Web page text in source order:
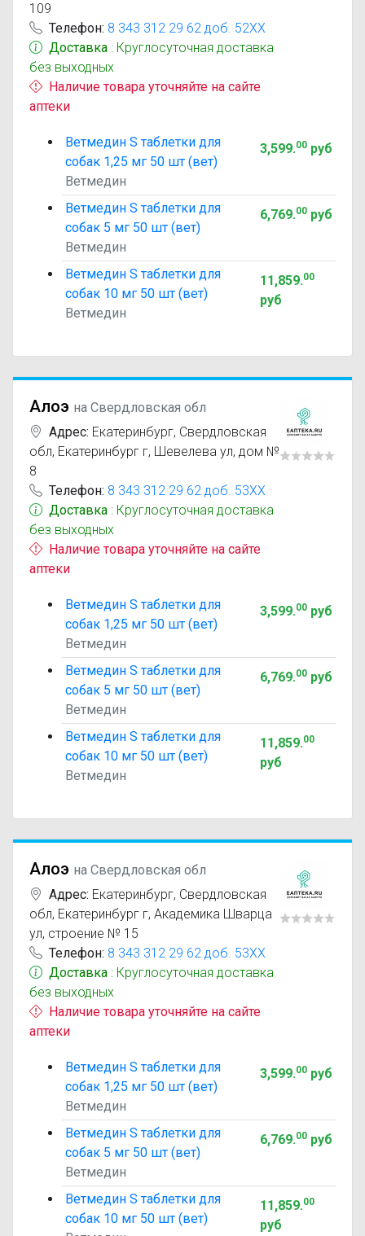
109
Телефон: 8 343 312 29 62 доб. 52XX
Доставка : Круглосуточная доставка
без выходных
Наличие товара уточняйте на сайте
аптеки
Ветмедин S таблетки для
собак 1,25 мг 50 шт (вет)
Ветмедин
3,599.00руб
Ветмедин S таблетки для
собак 5 мг 50 шт (вет)
Ветмедин
6,769.00руб
Ветмедин S таблетки для
собак 10 мг 50 шт (вет)
Ветмедин
11,859.00
руб
Алоэ на Свердловская обл
Адрес: Екатеринбург, Свердловская
обл, Екатеринбург г, Шевелева ул, дом №
8
Телефон: 8 343 312 29 62 доб. 53XX
Доставка : Круглосуточная доставка
без выходных
Наличие товара уточняйте на сайте
аптеки
Ветмедин S таблетки для
собак 1,25 мг 50 шт (вет)
Ветмедин
3,599.00руб
Ветмедин S таблетки для
собак 5 мг 50 шт (вет)
Ветмедин
6,769.00руб
Ветмедин S таблетки для
собак 10 мг 50 шт (вет)
Ветмедин
11,859.00
руб
Алоэ на Свердловская обл
Адрес: Екатеринбург, Свердловская
обл, Екатеринбург г, Академика Шварца
ул, строение № 15
Телефон: 8 343 312 29 62 доб. 53XX
Доставка : Круглосуточная доставка
без выходных
Наличие товара уточняйте на сайте
аптеки
Ветмедин S таблетки для
собак 1,25 мг 50 шт (вет)
Ветмедин
3,599.00руб
Ветмедин S таблетки для
собак 5 мг 50 шт (вет)
Ветмедин
6,769.00руб
Ветмедин S таблетки для
собак 10 мг 50 шт (вет)
11,859.00
руб